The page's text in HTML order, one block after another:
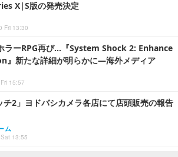
X|S版の発売決定
Fri 13:30
ラーRPG再び…『System Shock 2: Enhance
』新たな詳細が明らかに―海外メディア
15:57
チ2」ヨドバシカメラ各店にて店頭販売の報告
ム
13:55